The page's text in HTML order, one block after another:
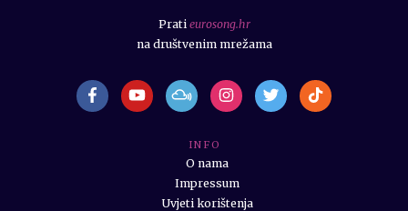
I N F O
O nama
Impressum
Uvjeti korištenja
Prati eurosong.hr
na društvenim mrežama